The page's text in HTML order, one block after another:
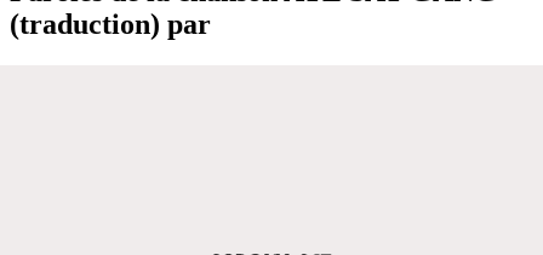
(traduction) par